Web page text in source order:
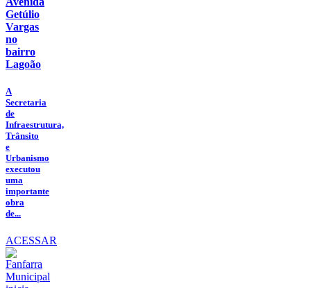
Getúlio
Vargas
no
bairro
Lagoão
A
Secretaria
de
Infraestrutura,
Trânsito
e
Urbanismo
executou
uma
importante
obra
de...
ACESSAR